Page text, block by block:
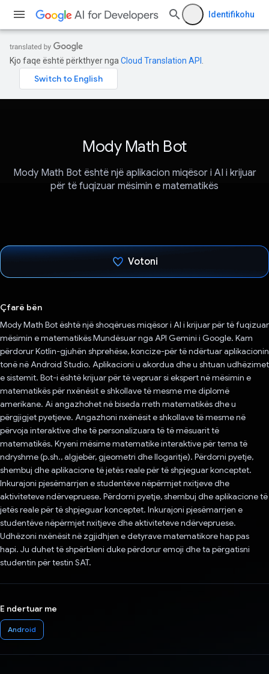
Identifikohu
Kjo faqe është përkthyer nga Cloud Translation API
Mody Math Bot
Mody Math Bot është një aplikacion miqësor i AI i krijuar
për të fuqizuar mësimin e matematikës
Votoni
Çfarë bën
Mody Math Bot është një shoqërues miqësor i AI i krijuar për të fuqizuar
mësimin e matematikës Mundësuar nga API Gemini i Google. Kam
përdorur Kotlin-gjuhën shprehëse, koncize-për të ndërtuar aplikacionin
tonë në Android Studio. Aplikacioni u akordua dhe u shtuan udhëzimet
e sistemit. Bot-i është krijuar për të vepruar si ekspert në mësimin e
matematikës për nxënësit e shkollave të mesme me diplomë
amerikane. Ai angazhohet në biseda rreth matematikës dhe u
përgjigjet pyetjeve. Angazhoni nxënësit e shkollave të mesme në
përvoja interaktive dhe të personalizuara të të mësuarit të
matematikës. Kryeni mësime matematike interaktive për tema të
ndryshme (p.sh., algjebër, gjeometri dhe llogaritje). Përdorni pyetje,
shembuj dhe aplikacione të jetës reale për të shpjeguar konceptet.
Inkurajoni pjesëmarrjen e studentëve nëpërmjet nxitjeve dhe
aktiviteteve ndërvepruese. Përdorni pyetje, shembuj dhe aplikacione të
jetës reale për të shpjeguar konceptet. Inkurajoni pjesëmarrjen e
studentëve nëpërmjet nxitjeve dhe aktiviteteve ndërvepruese.
Udhëzoni nxënësit në zgjidhjen e detyrave matematikore hap pas
hapi. Ju duhet të shpërbleni duke përdorur emoji dhe ta përgatisni
studentin për testin SAT.
E ndertuar me
Android